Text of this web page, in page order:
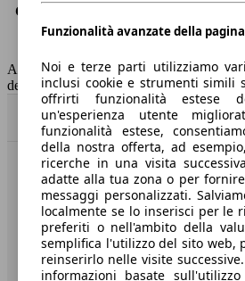
Consumo (combinato)*
Classe di emissione
Euro 6
AutoScout24 non si assume alcuna
dei dati.
Benvenuti su AutoScout24, il
Società
A proposito di AutoScout24
Funzionalità avanzate della pagina
Noi e terze parti utilizziamo
inclusi cookie e strumenti simili
offrirti funzionalità estese
un'esperienza utente
funzionalità estese,
della nostra offerta, ad
ricerche in una visita
adatte alla tua zona o per
messaggi personalizzati.
localmente se lo inserisci per le
preferiti o nell'ambito della
semplifica l'utilizzo del sito web,
reinserirlo nelle visite
informazioni basate